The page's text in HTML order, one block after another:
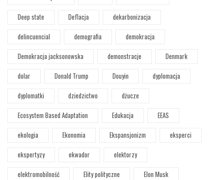
Deep state
Deflacja
dekarbonizacja
delincuencial
demografia
demokracja
Demokracja jacksonowska
demonstracje
Denmark
dolar
Donald Trump Douyin
dyplomacja
dyplomatki
dziedzictwo
dżucze
Ecosystem Based Adaptation
Edukacja
EEAS
ekologia
Ekonomia Ekspansjonizm
eksperci
ekspertyzy
ekwador
elektorzy
elektromobilność
Elity polityczne
Elon Musk